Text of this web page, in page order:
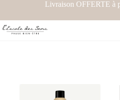
Livraison OFFERTE à